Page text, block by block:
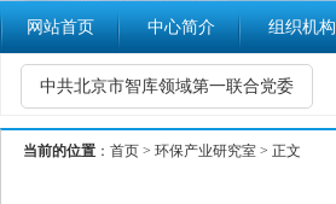
网站首页 中心简介 组织机构
中共北京市智库领域第一联合党委
当前的位置 ： 首页 > 环保产业研究室 > 正文